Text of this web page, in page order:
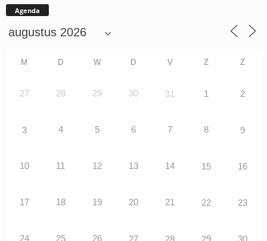
Agenda
M D W D V Z Z
27 28 29 30 31 1 2
3 4 5 6 7 8 9
10 11 12 13 14 15 16
17 18 19 20 21 22 23
24 25 26 27 28 29 30